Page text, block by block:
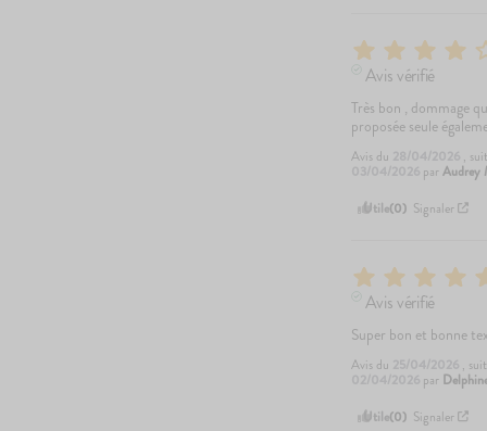
Avis vérifié
Très bon , dommage
proposée seule
Avis du ,
parAudrey
Utile(0) Signaler
Avis vérifié
Super bon et bonne
Avis du ,
par
Utile(0) Signaler